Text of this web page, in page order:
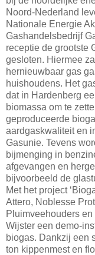
Noord-Nederland
Nationale Energie
Gashandelsbedrijf
receptie de grootste
gesloten. Hiermee
hernieuwbaar gas
huishoudens. Het
dat in Hardenberg
biomassa om te
geproduceerde
aardgaskwaliteit en
Gasunie. Tevens
bijmenging in
afgevangen en
bijvoorbeeld de
Met het project
Attero, Noblesse
Pluimveehouders
Wijster een demo-
biogas. Dankzij een
ton kippenmest en